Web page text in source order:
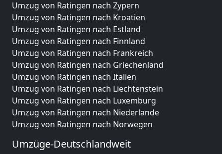
Umzug von Ratingen nach Zypern
Umzug von Ratingen nach Kroatien
Umzug von Ratingen nach Estland
Umzug von Ratingen nach Finnland
Umzug von Ratingen nach Frankreich
Umzug von Ratingen nach Griechenland
Umzug von Ratingen nach Italien
Umzug von Ratingen nach Liechtenstein
Umzug von Ratingen nach Luxemburg
Umzug von Ratingen nach Niederlande
Umzug von Ratingen nach Norwegen
Umzüge-Deutschlandweit